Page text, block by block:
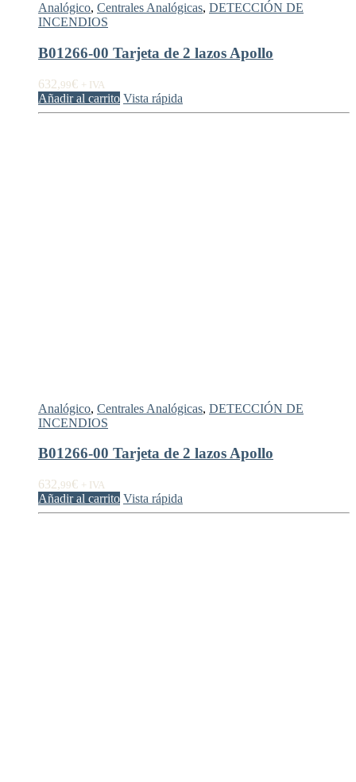
Analógico, Centrales Analógicas, DETECCIÓN DE
INCENDIOS
B01266-00 Tarjeta de 2 lazos Apollo
632,99€ + IVA
Añadir al carrito Vista rápida
Analógico, Centrales Analógicas, DETECCIÓN DE
INCENDIOS
B01266-00 Tarjeta de 2 lazos Apollo
632,99€ + IVA
Añadir al carrito Vista rápida